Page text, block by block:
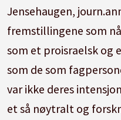
Jensehaugen,
fremstillingene som
som et proisraelsk og
som de som
var ikke deres
et så nøytralt og